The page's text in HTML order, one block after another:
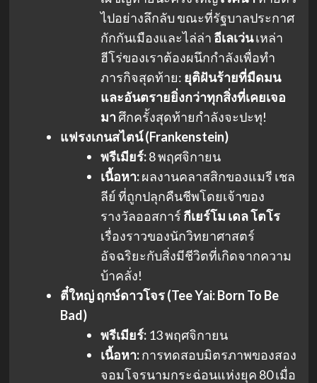
ไปอย่างลึกลับ ขณะที่รัฐบาลประกาศ
กักกันเมืองและไล่ล่า อีเลเว่นเหล่า
ฮีโร่ของเราต้องผนึกกำลังเพื่อทำ
ภารกิจสุดท้าย: ยุติฝันร้ายที่มืดมน
และอันตรายยิ่งกว่าทุกสิ่งที่เคยเจอ
มาศึกครั้งสุดท้ายกำลังจะปะทุ!
แฟรงเกนสไตน์ (Frankenstein)
พรีเมียร์:8 พฤศจิกายน
เนื้อหา:ผลงานคลาสสิกของแมรี เชล
ลีย์ ที่ถูกปลุกคืนชีพโดยเจ้าของ
รางวัลออสการ์ กีเยร์โม เดล โตโร
เรื่องราวของนักวิทยาศาสตร์
อัจฉริยะกับสิ่งมีชีวิตที่เกิดจากความ
บ้าคลั่ง!
ตี๋ใหญ่ ฤกษ์ดาวโจร (Tee Yai: Born To Be
Bad)
พรีเมียร์:13 พฤศจิกายน
เนื้อหา:การทดสอบมิตรภาพของสอง
จอมโจรนามกระฉ่อนแห่งยุค 80 เมื่อ